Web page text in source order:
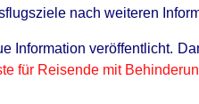
nach weiteren
Information veröffentlicht.
für Reisende mit